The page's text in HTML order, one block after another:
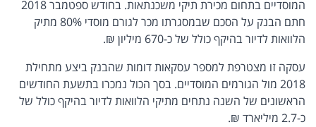
המוסדיים בתחום מכירת תיקי משכנתאות. בחודש ספטמבר 2018
חתם הבנק על הסכם שבמסגרתו מכר לגורם מוסדי 80% מתיק
הלוואות לדיור בהיקף כולל של כ-670 מיליון ₪.
עסקה זו מצטרפת למספר עסקאות דומות שהבנק ביצע מתחילת
2018 מול הגורמים המוסדיים. בסך הכול נמכרו בתשעת החודשים
הראשונים של השנה נתחים מתיקי הלוואות לדיור בהיקף כולל של
כ-2.7 מיליארד ₪.